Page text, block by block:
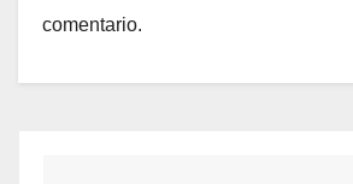
comentario.